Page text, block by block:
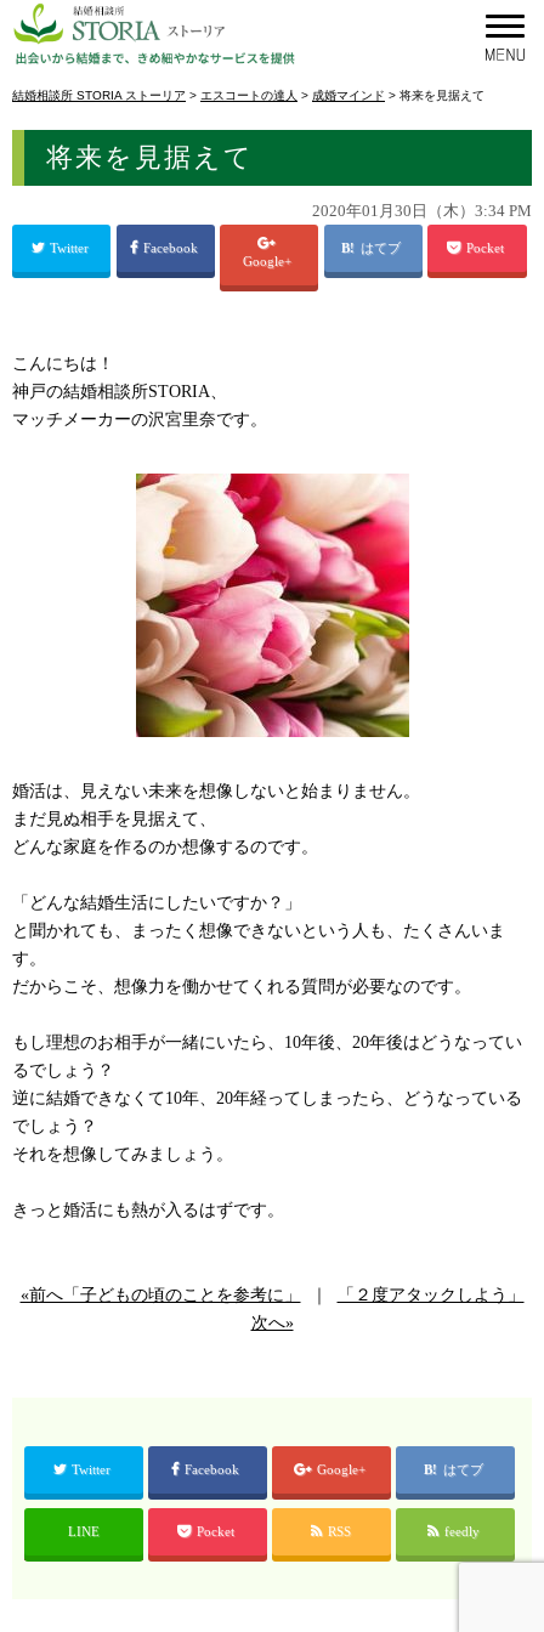
結婚相談所 STORIA ストーリア > エスコートの達人 > 成婚マインド > 将来を見据えて
将来を見据えて
2020年01月30日（木）3:34 PM
Twitter
Facebook
Google+
はてブ Pocket
こんにちは！
神戸の結婚相談所STORIA、
マッチメーカーの沢宮里奈です。
婚活は、見えない未来を想像しないと始まりません。
まだ見ぬ相手を見据えて、
どんな家庭を作るのか想像するのです。
「どんな結婚生活にしたいですか？」
と聞かれても、まったく想像できないという人も、たくさんいま
す。
だからこそ、想像力を働かせてくれる質問が必要なのです。
もし理想のお相手が一緒にいたら、10年後、20年後はどうなってい
るでしょう？
逆に結婚できなくて10年、20年経ってしまったら、どうなっている
でしょう？
それを想像してみましょう。
きっと婚活にも熱が入るはずです。
«前へ「子どもの頃のことを参考に」
「２度アタックしよう」
次へ»
Twitter Facebook Google+ はてブ
LINE Pocket RSS feedly